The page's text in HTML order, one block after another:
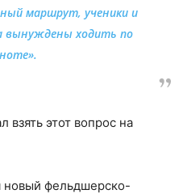
маршрут, ученики и
вынуждены ходить по
этот вопрос на
новый фельдшерско-